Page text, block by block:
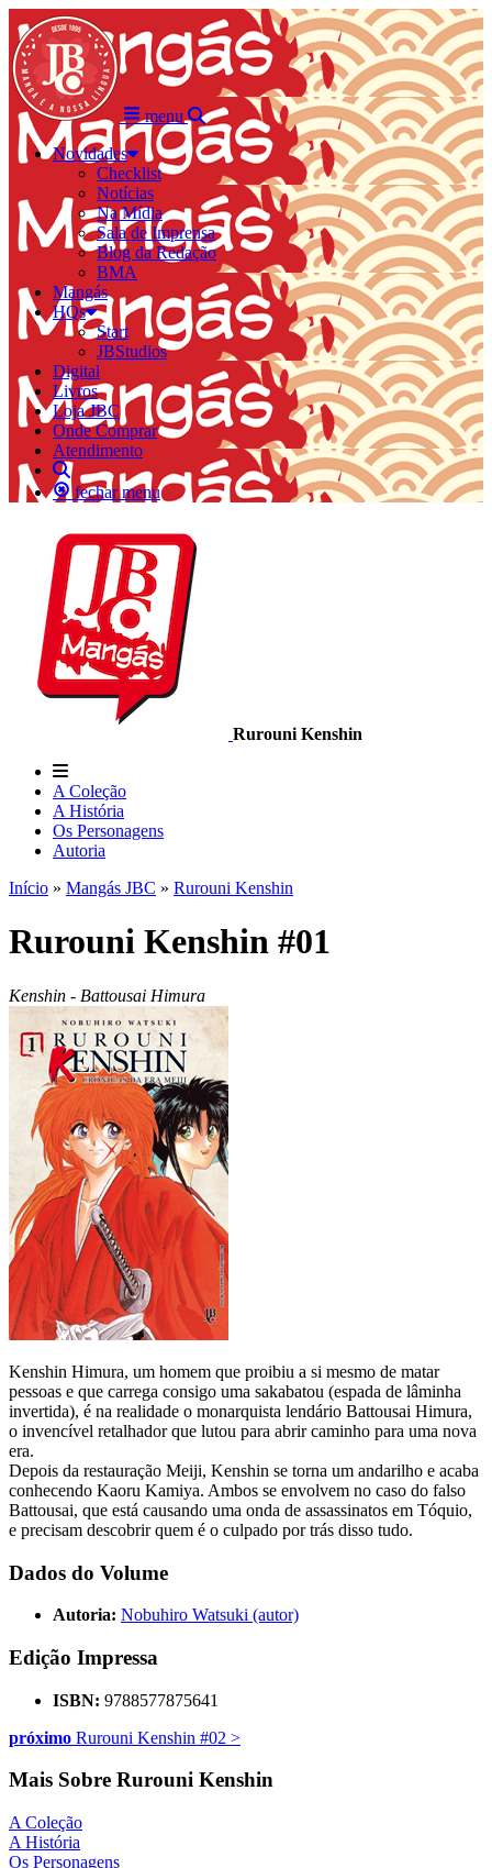
menu
Novidades
Checklist
Notícias
Na Mídia
Sala de Imprensa
Blog da Redação
BMA
Mangás
HQs
Start
JBStudios
Digital
Livros
Loja JBC
Onde Comprar
Atendimento
fechar menu
Rurouni Kenshin
A Coleção
A História
Os Personagens
Autoria
Início » Mangás JBC » Rurouni Kenshin
Rurouni Kenshin #01
Kenshin - Battousai Himura
Kenshin Himura, um homem que proibiu a si mesmo de matar
pessoas e que carrega consigo uma sakabatou (espada de lâminha
invertida), é na realidade o monarquista lendário Battousai Himura,
o invencível retalhador que lutou para abrir caminho para uma nova
era.
Depois da restauração Meiji, Kenshin se torna um andarilho e acaba
conhecendo Kaoru Kamiya. Ambos se envolvem no caso do falso
Battousai, que está causando uma onda de assassinatos em Tóquio,
e precisam descobrir quem é o culpado por trás disso tudo.
Dados do Volume
Autoria: Nobuhiro Watsuki (autor)
Edição Impressa
ISBN: 9788577875641
próximo Rurouni Kenshin #02 >
Mais Sobre Rurouni Kenshin
A Coleção
A História
Os Personagens